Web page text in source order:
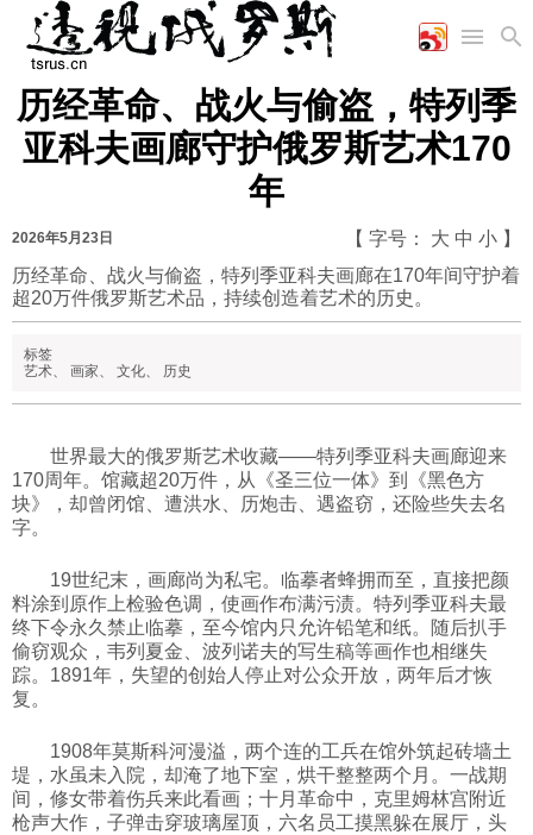
首页
时政
军事
空军
海军
军事合作
经济
财经
商业
能源
农业
科技
社会
文艺
教育
娱乐
历史
图片新闻
高清图片
视频
图表
历经革命、战火与偷盗，特列季
亚科夫画廊守护俄罗斯艺术170
年
2026年5月23日 【 字号： 大 中 小 】
历经革命、战火与偷盗，特列季亚科夫画廊在170年间守护着
超20万件俄罗斯艺术品，持续创造着艺术的历史。
标签
艺术、 画家、 文化、 历史
世界最大的俄罗斯艺术收藏——特列季亚科夫画廊迎来
170周年。馆藏超20万件，从《圣三位一体》到《黑色方
块》，却曾闭馆、遭洪水、历炮击、遇盗窃，还险些失去名
字。
19世纪末，画廊尚为私宅。临摹者蜂拥而至，直接把颜
料涂到原作上检验色调，使画作布满污渍。特列季亚科夫最
终下令永久禁止临摹，至今馆内只允许铅笔和纸。随后扒手
偷窃观众，韦列夏金、波列诺夫的写生稿等画作也相继失
踪。1891年，失望的创始人停止对公众开放，两年后才恢
复。
1908年莫斯科河漫溢，两个连的工兵在馆外筑起砖墙土
堤，水虽未入院，却淹了地下室，烘干整整两个月。一战期
间，修女带着伤兵来此看画；十月革命中，克里姆林宫附近
枪声大作，子弹击穿玻璃屋顶，六名员工摸黑躲在展厅，头